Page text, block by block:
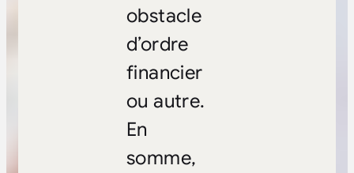
obstacle
d’ordre
financier
ou autre.
En
somme,